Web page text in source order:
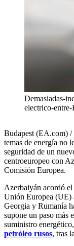
Demasiadas-
electrico-
Budapest (EA.com) /
temas de energía no
seguridad de un
centroeuropeo con
Comisión Europea.
Azerbaiyán acordó el
Unión Europea (UE)
Georgia y Rumanía
supone un paso más
suministro
petróleo rusos, tras